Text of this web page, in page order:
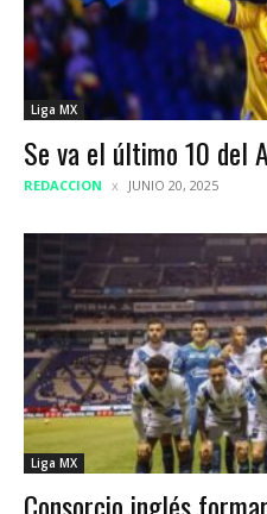
Liga MX
Se va el último 10 del
REDACCION JUNIO 20, 2025
Liga MX